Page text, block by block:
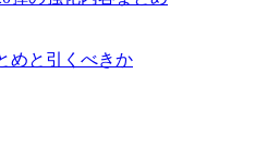
めと引くべきか